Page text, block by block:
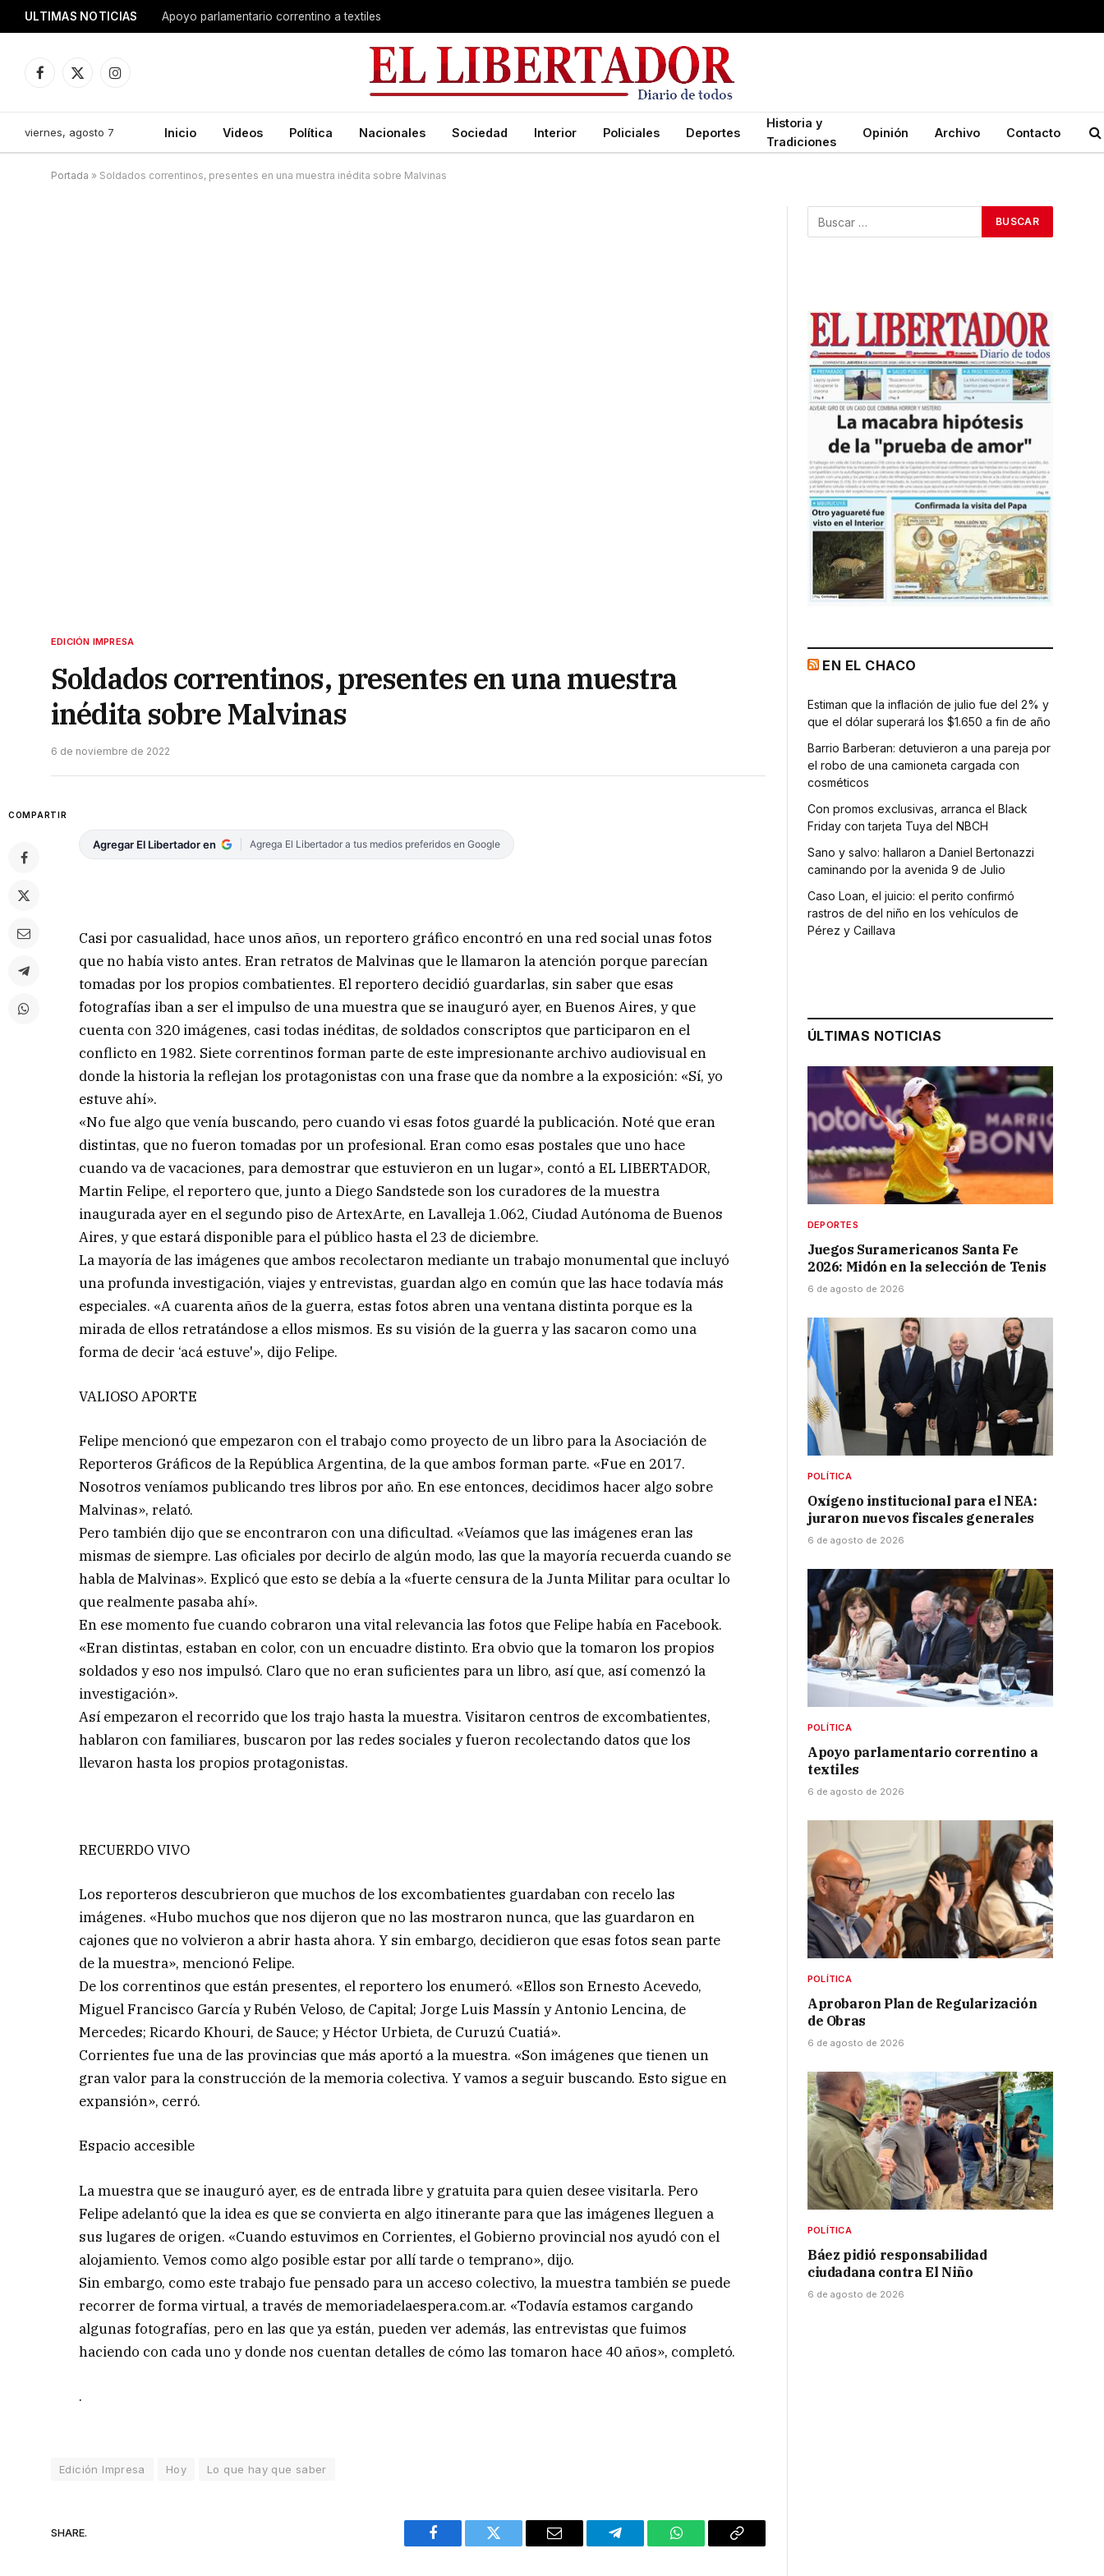
ULTIMAS NOTICIAS Apoyo parlamentario correntino a textiles
Facebook
X
Instagram
viernes, agosto 7 Inicio Videos Política Nacionales Sociedad Interior Policiales Deportes
Historia y
Tradiciones
Opinión Archivo Contacto
Portada » Soldados correntinos, presentes en una muestra inédita sobre Malvinas
EDICIÓN IMPRESA
Soldados correntinos, presentes en una muestra
inédita sobre Malvinas
6 de noviembre de 2022
COMPARTIR
Agregar El Libertador en Agrega El Libertador a tus medios preferidos en Google
Casi por casualidad, hace unos años, un reportero gráfico encontró en una red social unas fotos
que no había visto antes. Eran retratos de Malvinas que le llamaron la atención porque parecían
tomadas por los propios combatientes. El reportero decidió guardarlas, sin saber que esas
fotografías iban a ser el impulso de una muestra que se inauguró ayer, en Buenos Aires, y que
cuenta con 320 imágenes, casi todas inéditas, de soldados conscriptos que participaron en el
conflicto en 1982. Siete correntinos forman parte de este impresionante archivo audiovisual en
donde la historia la reflejan los protagonistas con una frase que da nombre a la exposición: «Sí, yo
estuve ahí».
«No fue algo que venía buscando, pero cuando vi esas fotos guardé la publicación. Noté que eran
distintas, que no fueron tomadas por un profesional. Eran como esas postales que uno hace
cuando va de vacaciones, para demostrar que estuvieron en un lugar», contó a EL LIBERTADOR,
Martin Felipe, el reportero que, junto a Diego Sandstede son los curadores de la muestra
inaugurada ayer en el segundo piso de ArtexArte, en Lavalleja 1.062, Ciudad Autónoma de Buenos
Aires, y que estará disponible para el público hasta el 23 de diciembre.
La mayoría de las imágenes que ambos recolectaron mediante un trabajo monumental que incluyó
una profunda investigación, viajes y entrevistas, guardan algo en común que las hace todavía más
especiales. «A cuarenta años de la guerra, estas fotos abren una ventana distinta porque es la
mirada de ellos retratándose a ellos mismos. Es su visión de la guerra y las sacaron como una
forma de decir ‘acá estuve'», dijo Felipe.
VALIOSO APORTE
Felipe mencionó que empezaron con el trabajo como proyecto de un libro para la Asociación de
Reporteros Gráficos de la República Argentina, de la que ambos forman parte. «Fue en 2017.
Nosotros veníamos publicando tres libros por año. En ese entonces, decidimos hacer algo sobre
Malvinas», relató.
Pero también dijo que se encontraron con una dificultad. «Veíamos que las imágenes eran las
mismas de siempre. Las oficiales por decirlo de algún modo, las que la mayoría recuerda cuando se
habla de Malvinas». Explicó que esto se debía a la «fuerte censura de la Junta Militar para ocultar lo
que realmente pasaba ahí».
En ese momento fue cuando cobraron una vital relevancia las fotos que Felipe había en Facebook.
«Eran distintas, estaban en color, con un encuadre distinto. Era obvio que la tomaron los propios
soldados y eso nos impulsó. Claro que no eran suficientes para un libro, así que, así comenzó la
investigación».
Así empezaron el recorrido que los trajo hasta la muestra. Visitaron centros de excombatientes,
hablaron con familiares, buscaron por las redes sociales y fueron recolectando datos que los
llevaron hasta los propios protagonistas.
RECUERDO VIVO
Los reporteros descubrieron que muchos de los excombatientes guardaban con recelo las
imágenes. «Hubo muchos que nos dijeron que no las mostraron nunca, que las guardaron en
cajones que no volvieron a abrir hasta ahora. Y sin embargo, decidieron que esas fotos sean parte
de la muestra», mencionó Felipe.
De los correntinos que están presentes, el reportero los enumeró. «Ellos son Ernesto Acevedo,
Miguel Francisco García y Rubén Veloso, de Capital; Jorge Luis Massín y Antonio Lencina, de
Mercedes; Ricardo Khouri, de Sauce; y Héctor Urbieta, de Curuzú Cuatiá».
Corrientes fue una de las provincias que más aportó a la muestra. «Son imágenes que tienen un
gran valor para la construcción de la memoria colectiva. Y vamos a seguir buscando. Esto sigue en
expansión», cerró.
Espacio accesible
La muestra que se inauguró ayer, es de entrada libre y gratuita para quien desee visitarla. Pero
Felipe adelantó que la idea es que se convierta en algo itinerante para que las imágenes lleguen a
sus lugares de origen. «Cuando estuvimos en Corrientes, el Gobierno provincial nos ayudó con el
alojamiento. Vemos como algo posible estar por allí tarde o temprano», dijo.
Sin embargo, como este trabajo fue pensado para un acceso colectivo, la muestra también se puede
recorrer de forma virtual, a través de memoriadelaespera.com.ar. «Todavía estamos cargando
algunas fotografías, pero en las que ya están, pueden ver además, las entrevistas que fuimos
haciendo con cada uno y donde nos cuentan detalles de cómo las tomaron hace 40 años», completó.
.
Edición Impresa Hoy Lo que hay que saber
SHARE.
Facebook Twitter Email Telegram WhatsAppCopy
EN EL CHACO
Estiman que la inflación de julio fue del 2% y
que el dólar superará los $1.650 a fin de año
Barrio Barberan: detuvieron a una pareja por
el robo de una camioneta cargada con
cosméticos
Con promos exclusivas, arranca el Black
Friday con tarjeta Tuya del NBCH
Sano y salvo: hallaron a Daniel Bertonazzi
caminando por la avenida 9 de Julio
Caso Loan, el juicio: el perito confirmó
rastros de del niño en los vehículos de
Pérez y Caillava
ÚLTIMAS NOTICIAS
DEPORTES
Juegos Suramericanos Santa Fe
2026: Midón en la selección de Tenis
6 de agosto de 2026
POLÍTICA
Oxígeno institucional para el NEA:
juraron nuevos fiscales generales
6 de agosto de 2026
POLÍTICA
Apoyo parlamentario correntino a
textiles
6 de agosto de 2026
POLÍTICA
Aprobaron Plan de Regularización
de Obras
6 de agosto de 2026
POLÍTICA
Báez pidió responsabilidad
ciudadana contra El Niño
6 de agosto de 2026